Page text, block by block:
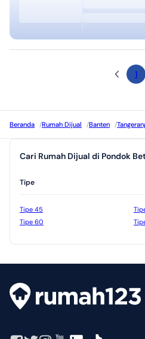
1
Beranda /Rumah Dijual /Banten /
Cari Rumah Dijual di Pondok
Tipe
Tipe 45
Tipe 60